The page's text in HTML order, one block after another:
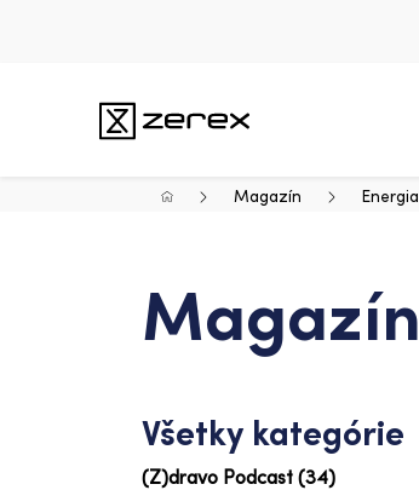
Magazín Energia
Magazín
Všetky kategórie
(Z)dravo Podcast (34)